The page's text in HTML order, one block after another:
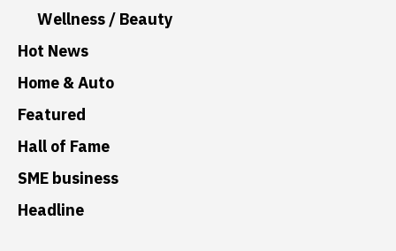
Wellness / Beauty
Hot News
Home & Auto
Featured
Hall of Fame
SME business
Headline